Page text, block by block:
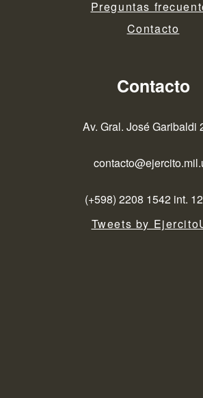
Preguntas
Contacto
Contacto
Av. Gral. José Garibaldi
(+598) 2208 1542 int.
Tweets by